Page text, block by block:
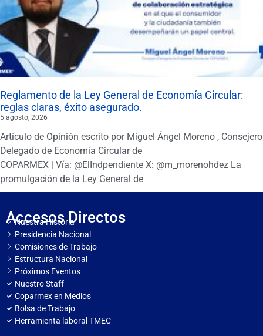
Reglamento de la Ley General de Economía Circular:
reglas claras, éxito asegurado.
5 agosto, 2026
Artículo de Opinión escrito por Miguel Ángel Moreno , Consejero
Delegado de Economía Circular de
COPARMEX | Vía: @ElIndpendiente X: @m_morenohdez La
promulgación de la Ley General de
Accesos Directos
Nuestra Historia
Presidencia Nacional
Comisiones de Trabajo
Estructura Nacional
Próximos Eventos
Nuestro Staff
Coparmex en Medios
Bolsa de Trabajo
Herramienta laboral TMEC